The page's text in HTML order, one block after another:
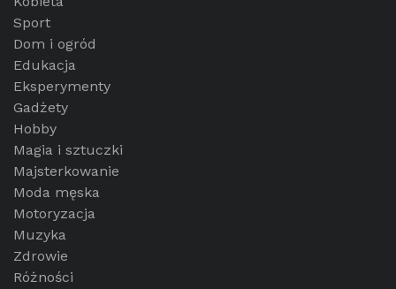
Sport
Dom i ogród
Edukacja
Eksperymenty
Gadżety
Hobby
Magia i sztuczki
Majsterkowanie
Moda męska
Motoryzacja
Muzyka
Zdrowie
Różności